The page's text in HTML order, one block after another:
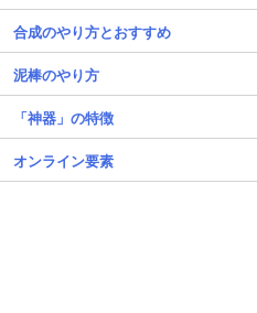
合成のやり方とおすすめ
泥棒のやり方
「神器」の特徴
オンライン要素